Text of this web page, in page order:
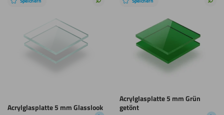
Acrylglasplatte 5 mm Glasslook
Nachhaltige
Acrylglasplatte 5 mm Grün
getönt